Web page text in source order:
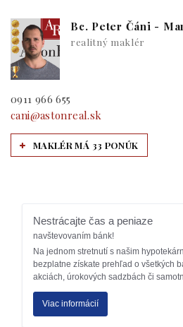
Bc. Peter Čáni -
realitný maklér
0911 966 655
cani@astonreal.sk
MAKLÉR MÁ 33 PONÚK